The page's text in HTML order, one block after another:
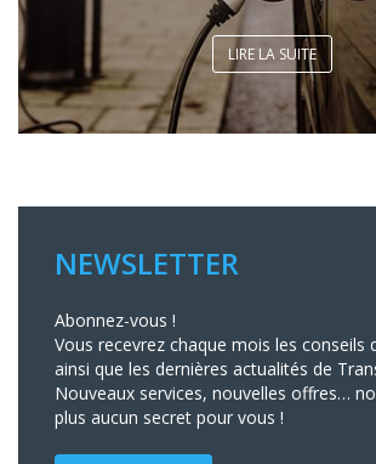
LIRE LA SUITE
NEWSLETTER
Abonnez-vous !
Vous recevrez chaque mois les conseils
ainsi que les dernières actualités de
Nouveaux services, nouvelles offres…
plus aucun secret pour vous !